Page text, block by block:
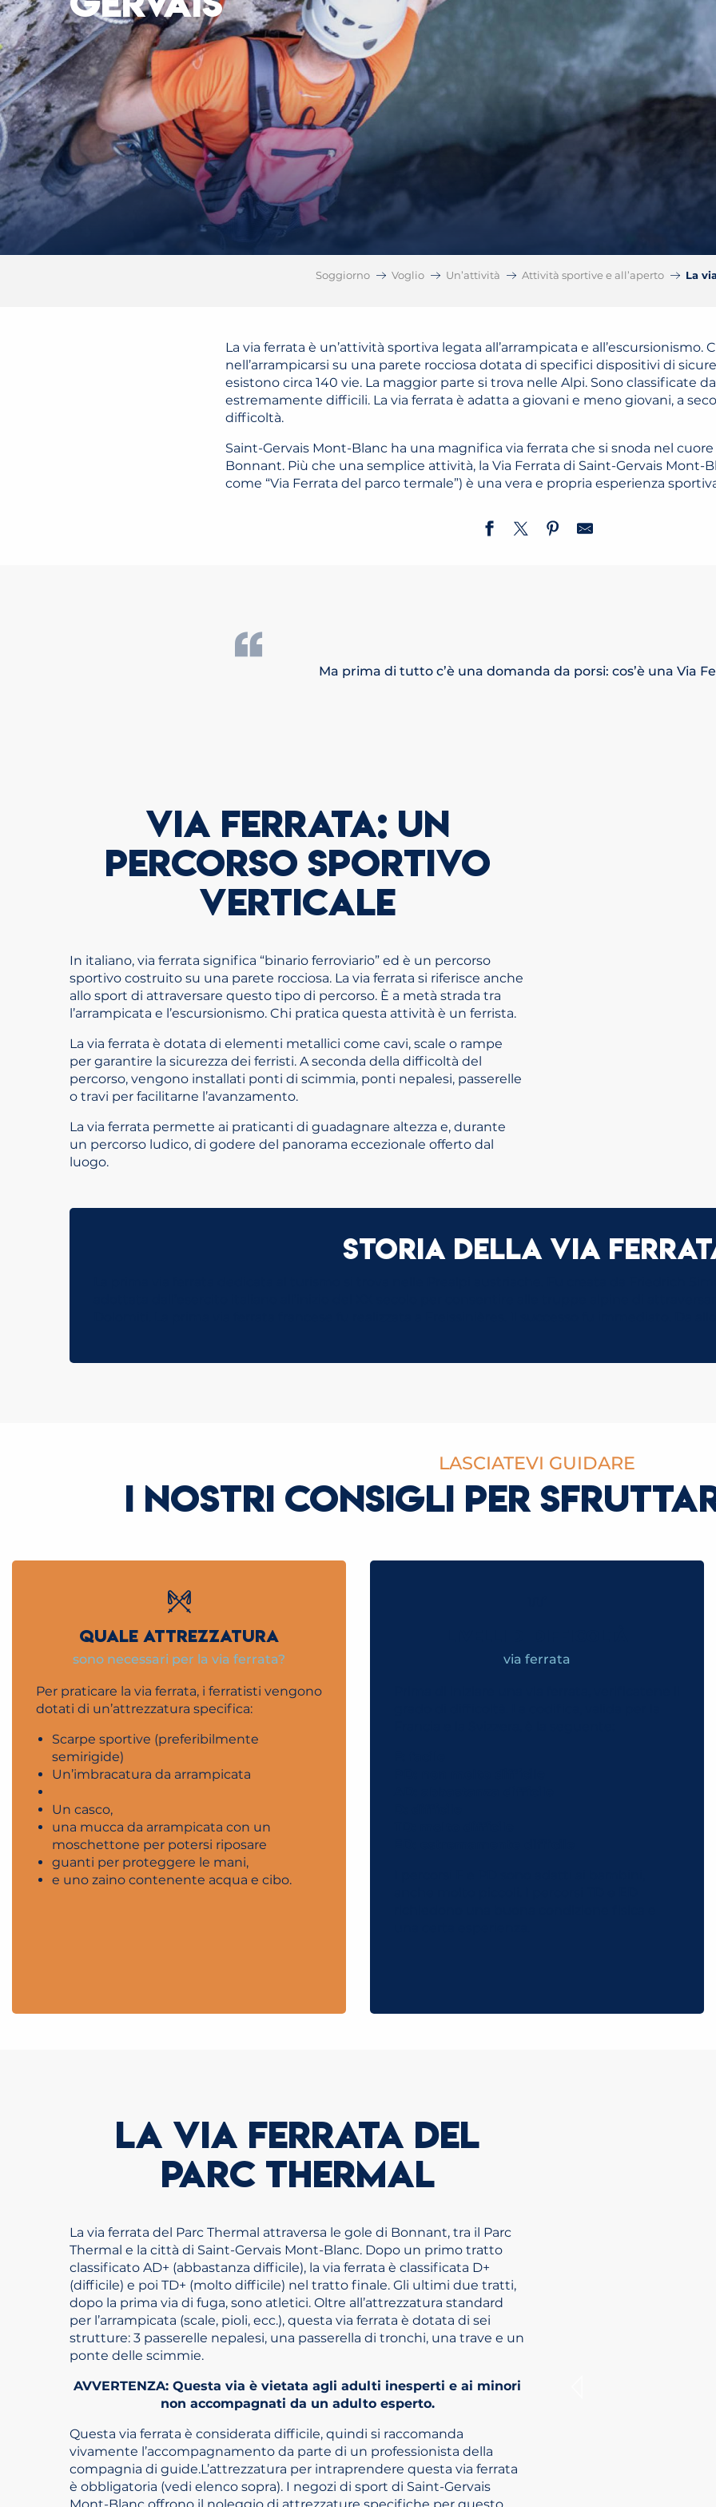
Soggiorno Voglio Un’attività Attività sportive e all’aperto La
La via ferrata è un’attività sportiva legata all’arrampicata e all’escursionismo.
nell’arrampicarsi su una parete rocciosa dotata di specifici dispositivi di
esistono circa 140 vie. La maggior parte si trova nelle Alpi. Sono classificate
estremamente difficili. La via ferrata è adatta a giovani e meno giovani, a
difficoltà.
Saint-Gervais Mont-Blanc ha una magnifica via ferrata che si snoda nel
Bonnant. Più che una semplice attività, la Via Ferrata di Saint-Gervais Mont-
come “Via Ferrata del parco termale”) è una vera e propria esperienza
Ma prima di tutto c’è una domanda da porsi: cos’è una Via
VIA FERRATA: UN
PERCORSO SPORTIVO
VERTICALE
In italiano, via ferrata significa “binario ferroviario” ed è un percorso
sportivo costruito su una parete rocciosa. La via ferrata si riferisce anche
allo sport di attraversare questo tipo di percorso. È a metà strada tra
l’arrampicata e l’escursionismo. Chi pratica questa attività è un ferrista.
La via ferrata è dotata di elementi metallici come cavi, scale o rampe
per garantire la sicurezza dei ferristi. A seconda della difficoltà del
percorso, vengono installati ponti di scimmia, ponti nepalesi, passerelle
o travi per facilitarne l’avanzamento.
La via ferrata permette ai praticanti di guadagnare altezza e, durante
un percorso ludico, di godere del panorama eccezionale offerto dal
luogo.
Storia della via
LASCIATEVI GUIDARE
I NOSTRI CONSIGLI PER
QUALE ATTREZZATURA
sono necessari per la via ferrata?
Per praticare la via ferrata, i ferratisti vengono
dotati di un’attrezzatura specifica:
Scarpe sportive (preferibilmente
semirigide)
Un’imbracatura da arrampicata
Un casco,
una mucca da arrampicata con un
moschettone per potersi riposare
guanti per proteggere le mani,
e uno zaino contenente acqua e cibo.
via ferrata
LA VIA FERRATA DEL
PARC THERMAL
La via ferrata del Parc Thermal attraversa le gole di Bonnant, tra il Parc
Thermal e la città di Saint-Gervais Mont-Blanc. Dopo un primo tratto
classificato AD+ (abbastanza difficile), la via ferrata è classificata D+
(difficile) e poi TD+ (molto difficile) nel tratto finale. Gli ultimi due tratti,
dopo la prima via di fuga, sono atletici. Oltre all’attrezzatura standard
per l’arrampicata (scale, pioli, ecc.), questa via ferrata è dotata di sei
strutture: 3 passerelle nepalesi, una passerella di tronchi, una trave e un
ponte delle scimmie.
AVVERTENZA: Questa via è vietata agli adulti inesperti e ai minori
non accompagnati da un adulto esperto.
Questa via ferrata è considerata difficile, quindi si raccomanda
vivamente l’accompagnamento da parte di un professionista della
compagnia di guide.L’attrezzatura per intraprendere questa via ferrata
è obbligatoria (vedi elenco sopra). I negozi di sport di Saint-Gervais